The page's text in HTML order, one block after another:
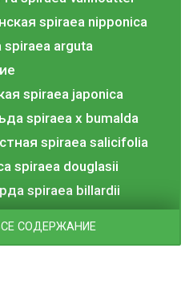
spiraea nipponica
spiraea arguta
spiraea japonica
spiraea x bumalda
spiraea salicifolia
spiraea douglasii
spiraea billardii
СОДЕРЖАНИЕ